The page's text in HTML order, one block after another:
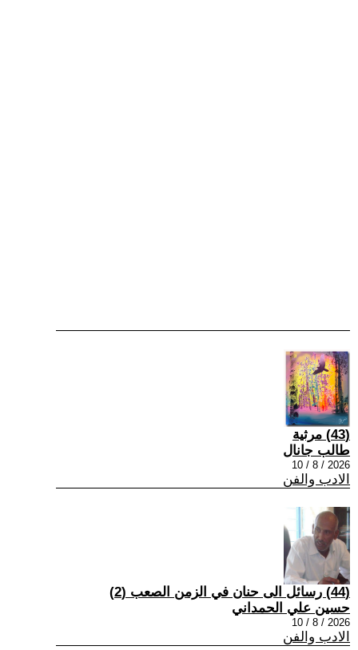
(43) مرثية
طالب جانال
2026 / 8 / 10
الادب والفن
(44) رسائل الى حنان في الزمن الصعب (2)
حسين علي الحمداني
2026 / 8 / 10
الادب والفن